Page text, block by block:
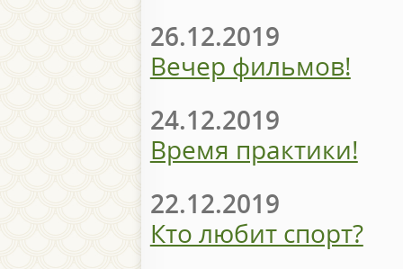
26.12.2019
Вечер фильмов!
24.12.2019
Время практики!
22.12.2019
Кто любит спорт?